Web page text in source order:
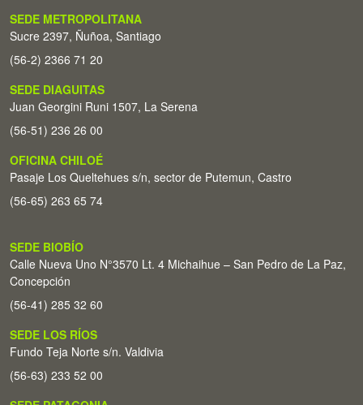
SEDE METROPOLITANA
Sucre 2397, Ñuñoa, Santiago
(56-2) 2366 71 20
SEDE DIAGUITAS
Juan Georgini Runi 1507, La Serena
(56-51) 236 26 00
OFICINA CHILOÉ
Pasaje Los Queltehues s/n, sector de Putemun, Castro
(56-65) 263 65 74
SEDE BIOBÍO
Calle Nueva Uno N°3570 Lt. 4 Michaihue – San Pedro de La Paz,
Concepción
(56-41) 285 32 60
SEDE LOS RÍOS
Fundo Teja Norte s/n. Valdivia
(56-63) 233 52 00